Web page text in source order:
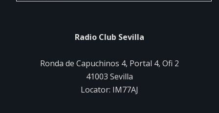
Radio Club Sevilla
Ronda de Capuchinos 4, Portal 4, Ofi 2
41003 Sevilla
Locator: IM77AJ